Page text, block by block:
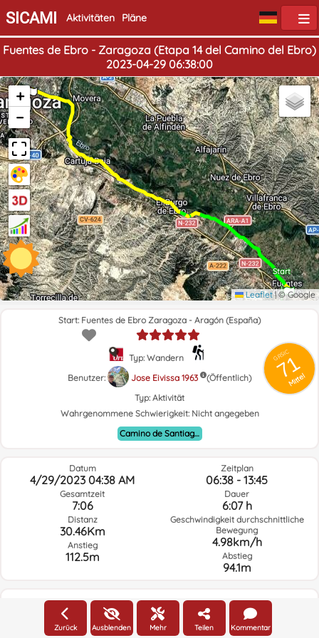
SICAMI Aktivitäten Pläne
Fuentes de Ebro - Zaragoza (Etapa 14 del Camino del Ebro)
2023-04-29 06:38:00
Start
+
−
Leaflet |© Google
GRSIC
71
Mittel
Start: Fuentes de Ebro Zaragoza - Aragón (España)
Typ: Wandern
Benutzer:
Jose Eivissa 1963
(Öffentlich)
Typ: Aktivität
Wahrgenommene Schwierigkeit: Nicht angegeben
Camino de Santiago de Castellón - Bajo Aragón
Datum
4/29/2023 04:38 AM
Gesamtzeit
7:06
Distanz
30.46Km
Anstieg
112.5m
Zeitplan
06:38 - 13:45
Dauer
6:07 h
Geschwindigkeit durchschnittliche
Bewegung
4.98km/h
Abstieg
94.1m
Wetter am Tag der Route und ausgewählte Zeit
Zurück Ausblenden Mehr Teilen Kommentar